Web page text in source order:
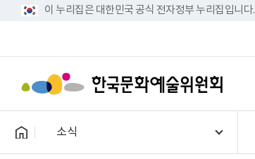
이 누리집은 대한민국 공식 전자정부 누리집입니다.
소식